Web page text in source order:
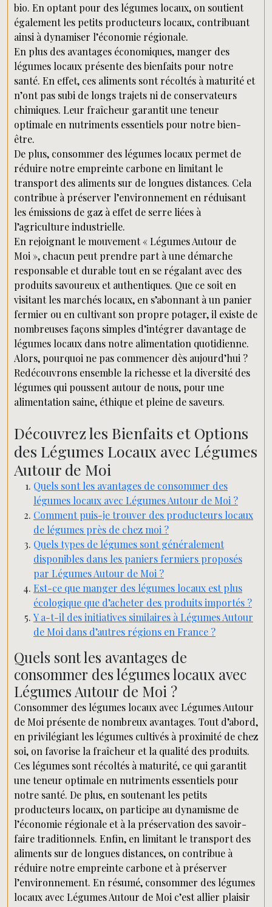
bio. En optant pour des légumes locaux, on soutient
également les petits producteurs locaux, contribuant
ainsi à dynamiser l’économie régionale.
En plus des avantages économiques, manger des
légumes locaux présente des bienfaits pour notre
santé. En effet, ces aliments sont récoltés à maturité et
n’ont pas subi de longs trajets ni de conservateurs
chimiques. Leur fraîcheur garantit une teneur
optimale en nutriments essentiels pour notre bien-
être.
De plus, consommer des légumes locaux permet de
réduire notre empreinte carbone en limitant le
transport des aliments sur de longues distances. Cela
contribue à préserver l’environnement en réduisant
les émissions de gaz à effet de serre liées à
l’agriculture industrielle.
En rejoignant le mouvement « Légumes Autour de
Moi », chacun peut prendre part à une démarche
responsable et durable tout en se régalant avec des
produits savoureux et authentiques. Que ce soit en
visitant les marchés locaux, en s’abonnant à un panier
fermier ou en cultivant son propre potager, il existe de
nombreuses façons simples d’intégrer davantage de
légumes locaux dans notre alimentation quotidienne.
Alors, pourquoi ne pas commencer dès aujourd’hui ?
Redécouvrons ensemble la richesse et la diversité des
légumes qui poussent autour de nous, pour une
alimentation saine, éthique et pleine de saveurs.
Découvrez les Bienfaits et Options
des Légumes Locaux avec Légumes
Autour de Moi
Quels sont les avantages de consommer des
légumes locaux avec Légumes Autour de Moi ?
Comment puis-je trouver des producteurs locaux
de légumes près de chez moi ?
Quels types de légumes sont généralement
disponibles dans les paniers fermiers proposés
par Légumes Autour de Moi ?
Est-ce que manger des légumes locaux est plus
écologique que d’acheter des produits importés ?
Y a-t-il des initiatives similaires à Légumes Autour
de Moi dans d’autres régions en France ?
Quels sont les avantages de
consommer des légumes locaux avec
Légumes Autour de Moi ?
Consommer des légumes locaux avec Légumes Autour
de Moi présente de nombreux avantages. Tout d’abord,
en privilégiant les légumes cultivés à proximité de chez
soi, on favorise la fraîcheur et la qualité des produits.
Ces légumes sont récoltés à maturité, ce qui garantit
une teneur optimale en nutriments essentiels pour
notre santé. De plus, en soutenant les petits
producteurs locaux, on participe au dynamisme de
l’économie régionale et à la préservation des savoir-
faire traditionnels. Enfin, en limitant le transport des
aliments sur de longues distances, on contribue à
réduire notre empreinte carbone et à préserver
l’environnement. En résumé, consommer des légumes
locaux avec Légumes Autour de Moi c’est allier plaisir